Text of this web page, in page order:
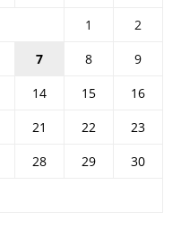
1
2
7 8
9
14 15
16
21 22
23
28 29
30